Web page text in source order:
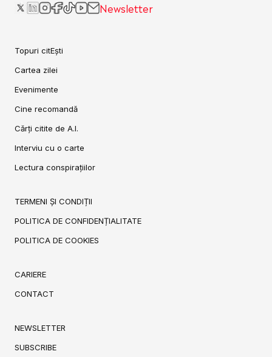
Newsletter
Topuri citEști
Cartea zilei
Evenimente
Cine recomandă
Cărți citite de A.I.
Interviu cu o carte
Lectura conspirațiilor
TERMENI ȘI CONDIȚII
POLITICA DE CONFIDENȚIALITATE
POLITICA DE COOKIES
CARIERE
CONTACT
NEWSLETTER
SUBSCRIBE